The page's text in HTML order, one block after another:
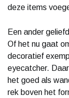
deze items
Een ander
Of het nu gaat
decoratief
eyecatcher.
het goed als
rek boven het